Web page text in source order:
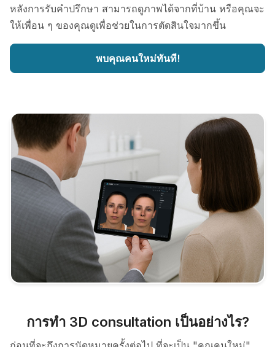
หลังการรับคำปรึกษา สามารถดูภาพได้จากที่บ้าน หรือคุณจะ
ให้เพื่อน ๆ ของคุณดูเพื่อช่วยในการตัดสินใจมากขึ้น
พบคุณคนใหม่ทันที!
การทำ 3D consultation เป็นอย่างไร?